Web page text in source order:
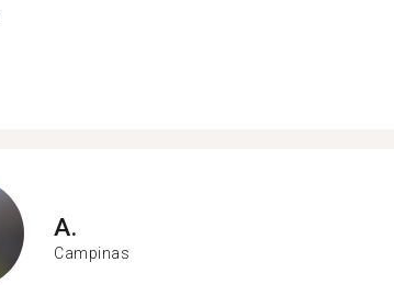
A.
Campinas